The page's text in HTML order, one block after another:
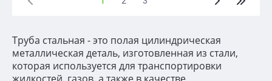
Труба стальная - это полая цилиндрическая
металлическая деталь, изготовленная из стали,
которая используется для транспортировки